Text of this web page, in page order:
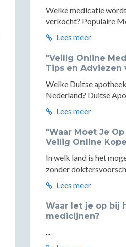
Welke medicatie
verkocht? Populaire
Lees meer
"Veilig Online
Tips en Adviezen
Welke Duitse
Nederland? Duitse
Lees meer
"Waar Moet Je
Veilig Online
In welk land is het
zonder
Lees meer
Waar let je op bij
medicijnen?
...